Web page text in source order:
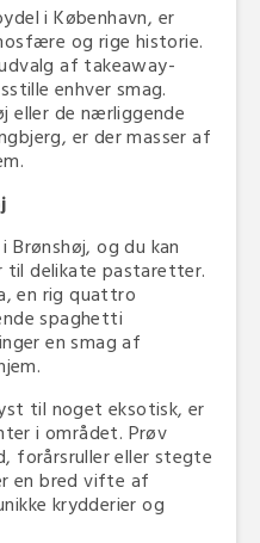
i København, er
og rige historie.
af takeaway-
enhver smag.
eller de nærliggende
er der masser af
og du kan
til delikate pastaretter.
en rig quattro
spaghetti
en smag af
til noget eksotisk, er
i området. Prøv
forårsruller eller stegte
en bred vifte af
krydderier og